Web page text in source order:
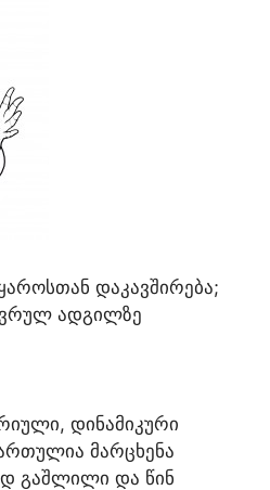
დაკავშირება;
ადგილზე
დინამიკური
მარცხენა
გაშლილი და წინ